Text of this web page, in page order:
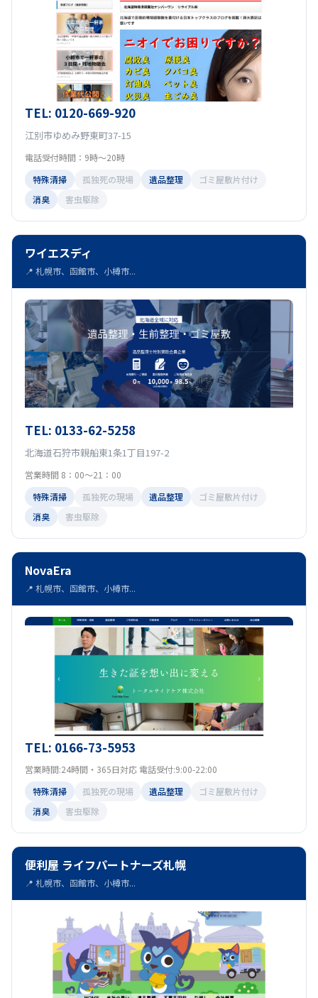
TEL: 0120-669-920
江別市ゆめみ野東町37-15
電話受付時間：9時～20時
特殊清掃
孤独死の現場 遺品整理
ゴミ屋敷片付け
消臭
害虫駆除
ワイエスディ
📍 札幌市、函館市、小樽市...
TEL: 0133-62-5258
北海道石狩市親船東1条1丁目197-2
営業時間 8：00〜21：00
特殊清掃
孤独死の現場 遺品整理
ゴミ屋敷片付け
消臭
害虫駆除
NovaEra
📍 札幌市、函館市、小樽市...
TEL: 0166-73-5953
営業時間:24時間・365日対応 電話受付:9:00-22:00
特殊清掃
孤独死の現場 遺品整理
ゴミ屋敷片付け
消臭
害虫駆除
便利屋 ライフパートナーズ札幌
📍 札幌市、函館市、小樽市...